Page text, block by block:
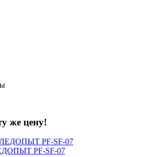
же цену!
PF-SF-07